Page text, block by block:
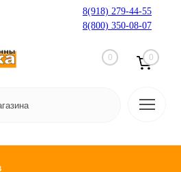
8(918) 279-44-55
8(800) 350-08-07
0 0